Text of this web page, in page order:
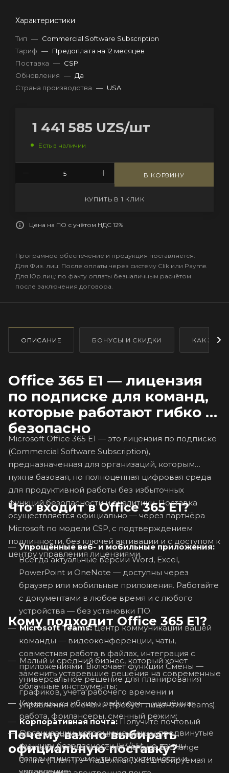
Характеристики
Тип — Commercial Software Subscription
Тариф — Предоплата на 12 месяцев
Поставка — CSP
Обновления — Да
Страна производства — USA
1 441 585 UZS/шт
Есть в наличии
В КОРЗИНУ
КУПИТЬ В 1 КЛИК
Цена на ПО с учётом НДС 12%
Програмное обеспечение и продукция поставляется:
Для Физ. лиц: После оплаты через систему Clik или Payme.
Для Юр.лиц: по факту оплаты безналичным расчётом
после заключения договора.
ОПИСАНИЕ БОНУСЫ И СКИДКИ КАК
Office 365 E1 — лицензия
по подписке для команд,
которые работают гибко и
безопасно
Microsoft Office 365 E1 — это лицензия по подписке
(Commercial Software Subscription),
предназначенная для организаций, которым
нужна базовая, но полноценная цифровая среда
для продуктивной работы без избыточных
функций безопасности и аналитики. Поставка
осуществляется официально — через партнёра
Microsoft по модели CSP, с подтверждением
подлинности, без ключей активации и с доступом к
центру управления лицензиями.
Что входит в Office 365 E1?
Упрощённые веб- и мобильные приложения:
Всегда актуальные версии Word, Excel,
PowerPoint и OneNote — доступны через
браузер или мобильные приложения. Работайте
с документами в любое время и с любого
устройства — без установки ПО.
Microsoft Teams:Центр коммуникации вашей
команды — видеоконференции, чаты,
совместная работа в файлах, интеграция с
приложениями. Включает функции Смены —
универсальное решение для планирования
графиков, учёта рабочего времени и
управления сменами (требует лицензии Teams).
Корпоративная почта:Получите почтовый
ящик на домене вашей компании
(name@yourbusiness.com) на базе Exchange
Online (План 1) — надёжная, масштабируемая и
Кому подходит Office 365 E1?
Малый и средний бизнес, который хочет
заменить устаревшие решения на современные
облачные инструменты;
Команды с гибким графиком — удалённая
работа, фрилансеры, сменный режим;
Организации, которым не нужны продвинутые
функции безопасности (E3/E5), но важны
базовые инструменты продуктивности и
управление;
Почему важно выбирать
официальную поставку?